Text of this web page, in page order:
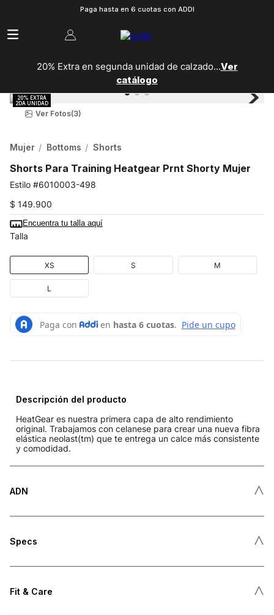
Paga hasta en 6 cuotas con ADDI
20% Extra en segunda unidad de calzado...Ver
catálogo
Ver Fotos(3)
Mujer Bottoms Shorts
Shorts Para Training Heatgear Prnt Shorty Mujer
6010003-498
$ 149.900
Encuentra tu talla aquí
Talla
XS S M
L
Descripción del producto
HeatGear es nuestra primera capa de alto rendimiento
original. Trabajamos con celanese para crear una nueva fibra
elástica neolast(tm) que te entrega un calce más consistente
y comodidad.
ADN ˄
Specs ˄
Fit & Care ˄